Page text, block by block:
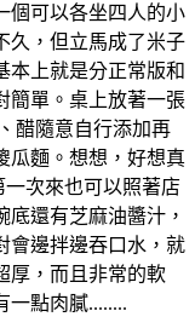
個可以各坐四人的小
久，但立馬成了米子
本上就是分正常版和
簡單。桌上放著一張
醋隨意自行添加再
瓜麵。想想，好想真
一次來也可以照著店
還有芝麻油醬汁，
會邊拌邊吞口水，就
厚，而且非常的軟
一點肉膩........